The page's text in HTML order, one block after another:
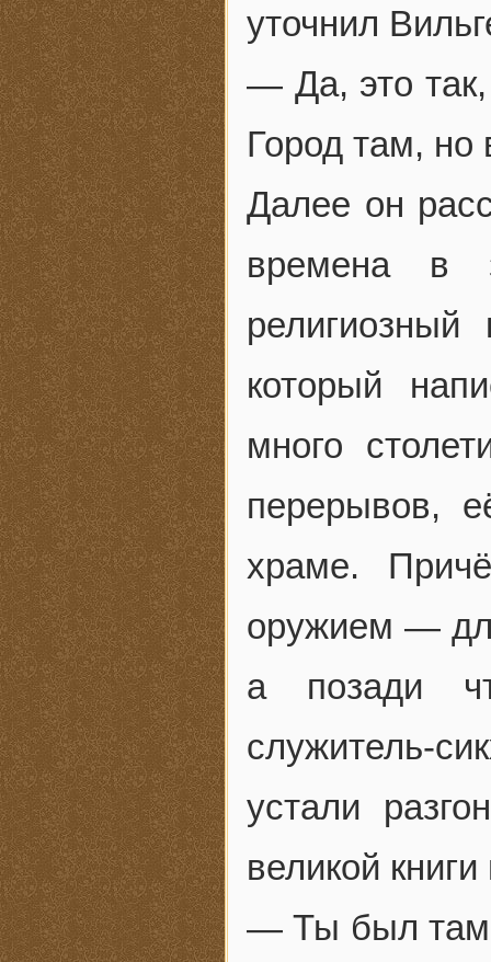
уточнил
— Да, это
Город там, но
Далее он
времена в
который
много
перерывов,
храме.
оружием —
а позади
служитель-
устали
великой
— Ты был